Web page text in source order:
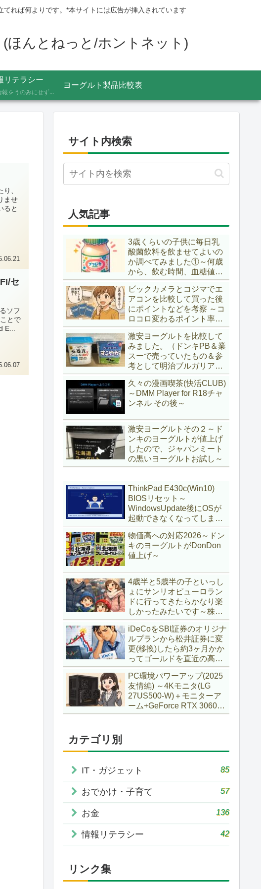
れば何よりです。*本サイトには広告が挿入されています
ほんとねっと/ホントネット)
リテラシー
あふれる情報をうのみにせず、「これってほんと？」と一度立ち止まって見極めるための考え方を記録しています。ニュースの裏の読み解き方、詐欺やデマへの向き合い方など、サイト名「HONTO.NET」の原点となるテーマです。
ヨーグルト製品比較表
、
ませ
ると
セ
ソフ
とで
E...
サイト内検索
人気記事
3歳くらいの子供に毎日乳
酸菌飲料を飲ませてよいの
か調べてみました①～何歳
から、飲む時間、血糖値ス
パイク～
ビックカメラとコジマでエ
アコンを比較して買った後
にポイントなどを考察 ～コ
ロコロ変わるポイント率に
注意＆株主優待券はポイン
ト率が低い時に使うべし～
激安ヨーグルトを比較して
みました。（ドンキPB＆業
スーで売っていたもの＆参
考として明治ブルガリアヨ
ーグルト)
久々の漫画喫茶(快活CLUB)
～DMM Player for R18チャ
ンネル その後～
激安ヨーグルトその２～ド
ンキのヨーグルトが値上げ
したので、ジャパンミート
の黒いヨーグルトお試し～
ThinkPad E430c(Win10)
BIOSリセット～
WindowsUpdate後にOSが
起動できなくなってしまい
復旧～
物価高への対応2026～ドン
キのヨーグルトがDonDon
値上げ～
4歳半と5歳半の子といっし
ょにサンリオピューロラン
ドに行ってきたらかなり楽
しかったみたいです～株主
優待券利用～
iDeCoをSBI証券のオリジナ
ルプランから松井証券に変
更(移換)したら約3ヶ月かか
ってゴールドを直近の高値
で購入していた話
PC環境パワーアップ(2025
友情編) ～4Kモニタ(LG
27US500-W)＋モニターア
ーム+GeForce RTX 3060Ti
VENTUS 2X 8G OCV1
カテゴリ別
IT・ガジェット 85
おでかけ・子育て 57
お金 136
情報リテラシー 42
リンク集